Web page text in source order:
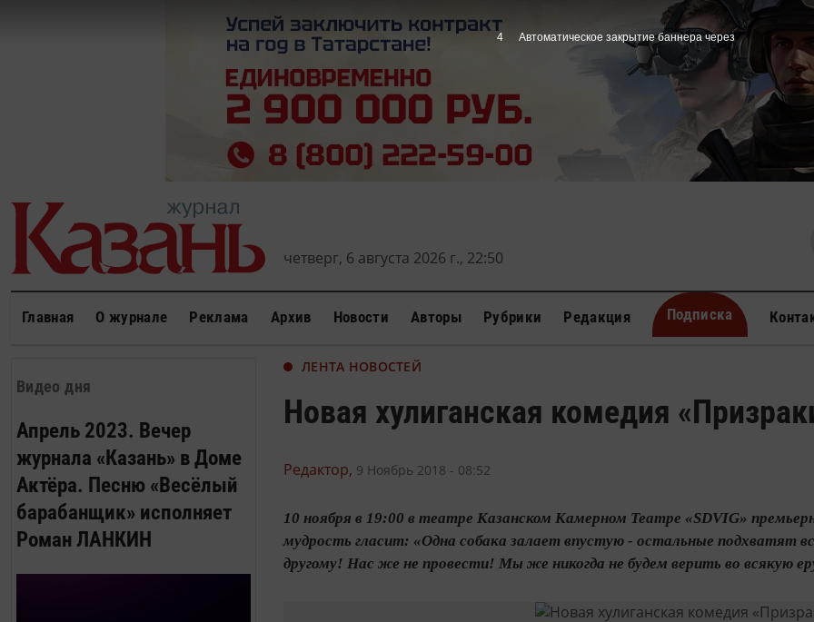
четверг, 6 августа 2026 г., 22:50
Главная О журнале Реклама Архив Новости Авторы Рубрики Редакция Подписка
Видео дня
Апрель 2023. Вечер
журнала «Казань» в Доме
Актёра. Песню «Весёлый
барабанщик» исполняет
Роман ЛАНКИН
ЛЕНТА НОВОСТЕЙ
Новая хулиганская комедия
Редактор, 9 Ноябрь 2018 - 08:52
10 ноября в 19:00 в театре Казанском Камерном Театре «SDVIG»
мудрость гласит: «Одна собака залает впустую - остальные подхватят
другому! Нас же не провести! Мы же никогда не будем верить во всякую
3 Автоматическое закрытие баннера через